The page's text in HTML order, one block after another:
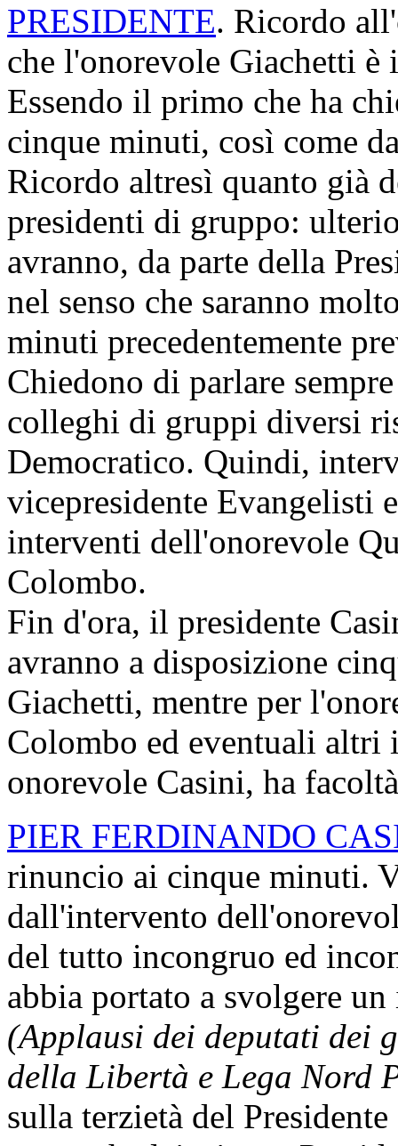
PRESIDENTE. Ricordo
che l'onorevole Giachetti è
Essendo il primo che ha
cinque minuti, così come
Ricordo altresì quanto già
presidenti di gruppo:
avranno, da parte della
nel senso che saranno
minuti precedentemente
Chiedono di parlare
colleghi di gruppi diversi
Democratico. Quindi,
vicepresidente Evangelisti
interventi dell'onorevole
Colombo.
Fin d'ora, il presidente
avranno a disposizione
Giachetti, mentre per
Colombo ed eventuali altri
onorevole Casini, ha
PIER FERDINANDO
rinuncio ai cinque minuti.
dall'intervento
del tutto incongruo ed
abbia portato a svolgere
(Applausi dei deputati dei
della Libertà e Lega Nord
sulla terzietà del